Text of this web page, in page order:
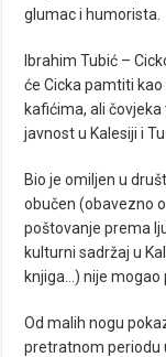
glumac i humorista.
Ibrahim Tubić –
će Cicka pamtiti
kafićima, ali
javnost u Kalesiji i
Bio je omiljen u
obučen (obavezno
poštovanje prema
kulturni sadržaj u
knjiga…) nije mogao
Od malih nogu
pretratnom periodu